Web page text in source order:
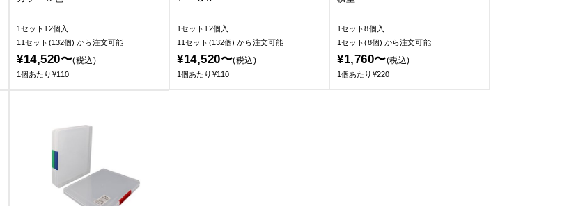
1セット12個入
11セット(132個)から注文可能
¥14,520〜(税込)
1個あたり¥110
1セット12個入
11セット(132個)から注文可能
¥14,520〜(税込)
1個あたり¥110
1セット8個入
1セット(8個) から注文可能
¥1,760〜(税込)
1個あたり¥220